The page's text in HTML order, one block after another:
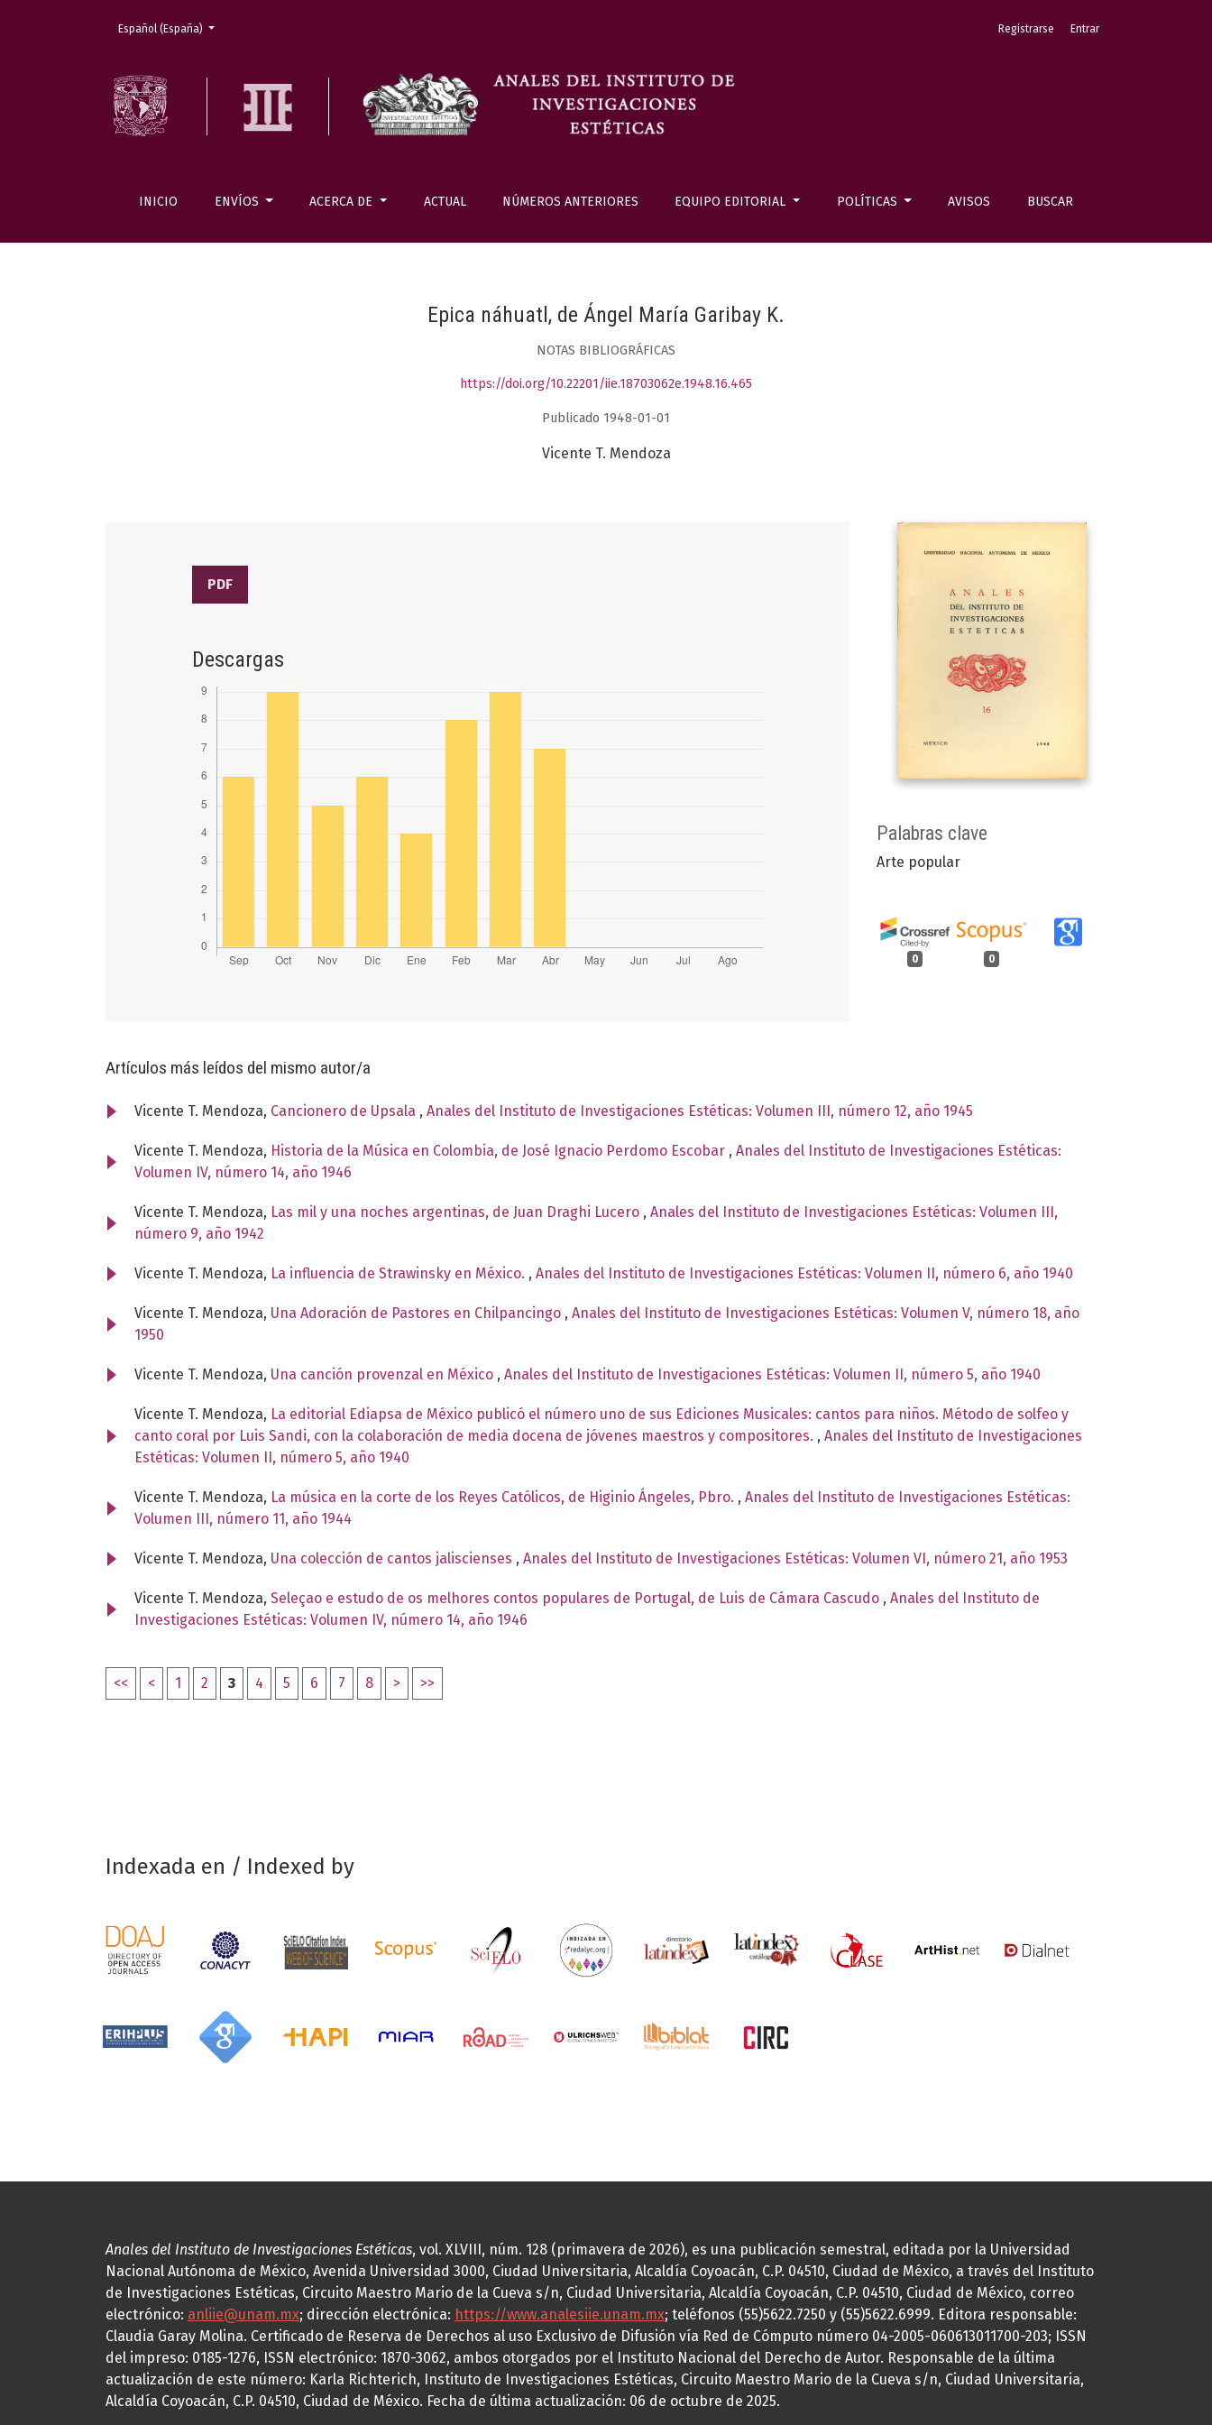
INICIO ENVÍOS ACERCA DE ACTUAL NÚMEROS ANTERIORES EQUIPO EDITORIAL POLÍTICAS AVISOS BUSCAR
Registrarse Entrar
Cambiar el idioma. El actual es:
Español (España)
Epica náhuatl, de Ángel María Garibay K.
NOTAS BIBLIOGRÁFICAS
https://doi.org/10.22201/iie.18703062e.1948.16.465
Publicado 1948-01-01
Vicente T. Mendoza
Palabras clave
Arte popular
0 0
PDF
Descargas
Artículos más leídos del mismo autor/a
Vicente T. Mendoza, Cancionero de Upsala , Anales del Instituto de Investigaciones Estéticas: Volumen III, número 12, año 1945
Vicente T. Mendoza, Historia de la Música en Colombia, de José Ignacio Perdomo Escobar , Anales del Instituto de Investigaciones Estéticas:
Volumen IV, número 14, año 1946
Vicente T. Mendoza, Las mil y una noches argentinas, de Juan Draghi Lucero , Anales del Instituto de Investigaciones Estéticas: Volumen III,
número 9, año 1942
Vicente T. Mendoza, La influencia de Strawinsky en México. , Anales del Instituto de Investigaciones Estéticas: Volumen II, número 6, año 1940
Vicente T. Mendoza, Una Adoración de Pastores en Chilpancingo , Anales del Instituto de Investigaciones Estéticas: Volumen V, número 18, año
1950
Vicente T. Mendoza, Una canción provenzal en México , Anales del Instituto de Investigaciones Estéticas: Volumen II, número 5, año 1940
Vicente T. Mendoza, La editorial Ediapsa de México publicó el número uno de sus Ediciones Musicales: cantos para niños. Método de solfeo y
canto coral por Luis Sandi, con la colaboración de media docena de jóvenes maestros y compositores. , Anales del Instituto de Investigaciones
Estéticas: Volumen II, número 5, año 1940
Vicente T. Mendoza, La música en la corte de los Reyes Católicos, de Higinio Ángeles, Pbro. , Anales del Instituto de Investigaciones Estéticas:
Volumen III, número 11, año 1944
Vicente T. Mendoza, Una colección de cantos jaliscienses , Anales del Instituto de Investigaciones Estéticas: Volumen VI, número 21, año 1953
Vicente T. Mendoza, Seleçao e estudo de os melhores contos populares de Portugal, de Luis de Cámara Cascudo , Anales del Instituto de
Investigaciones Estéticas: Volumen IV, número 14, año 1946
<< < 1 2 3 4 5 6 7 8 > >>
Indexada en / Indexed by
Anales del Instituto de Investigaciones Estéticas, vol. XLVIII, núm. 128 (primavera de 2026), es una publicación semestral, editada por la Universidad
Nacional Autónoma de México, Avenida Universidad 3000, Ciudad Universitaria, Alcaldía Coyoacán, C.P. 04510, Ciudad de México, a través del Instituto
de Investigaciones Estéticas, Circuito Maestro Mario de la Cueva s/n, Ciudad Universitaria, Alcaldía Coyoacán, C.P. 04510, Ciudad de México, correo
electrónico: anliie@unam.mx; dirección electrónica: https://www.analesiie.unam.mx; teléfonos (55)5622.7250 y (55)5622.6999. Editora responsable:
Claudia Garay Molina. Certificado de Reserva de Derechos al uso Exclusivo de Difusión vía Red de Cómputo número 04-2005-060613011700-203; ISSN
del impreso: 0185-1276, ISSN electrónico: 1870-3062, ambos otorgados por el Instituto Nacional del Derecho de Autor. Responsable de la última
actualización de este número: Karla Richterich, Instituto de Investigaciones Estéticas, Circuito Maestro Mario de la Cueva s/n, Ciudad Universitaria,
Alcaldía Coyoacán, C.P. 04510, Ciudad de México. Fecha de última actualización: 06 de octubre de 2025.